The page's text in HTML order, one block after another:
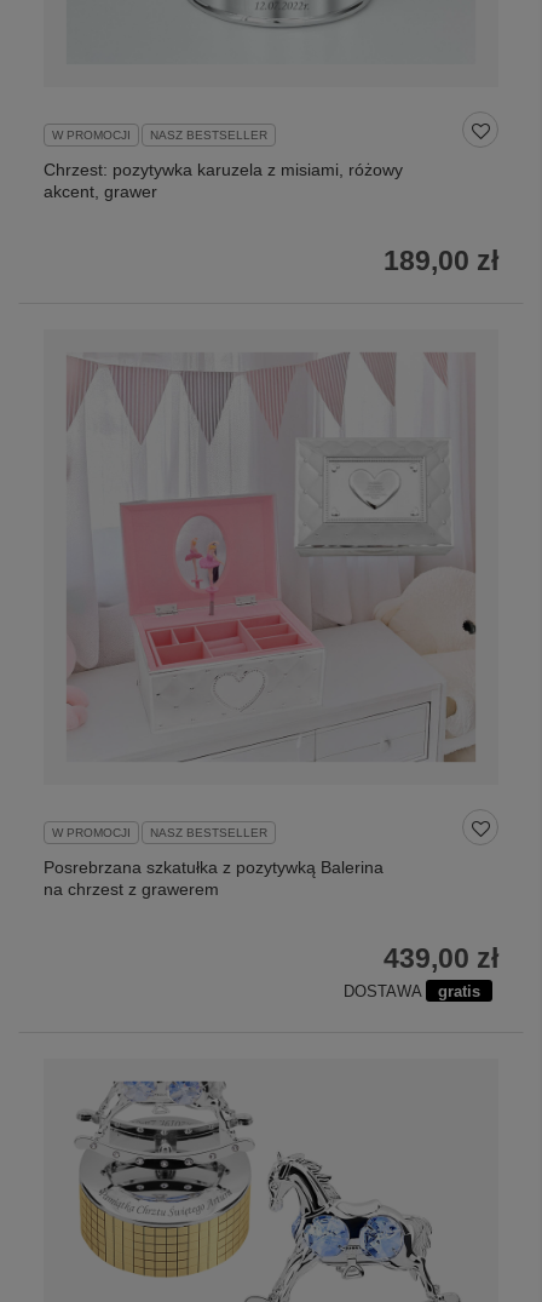
W PROMOCJI NASZ BESTSELLER
Chrzest: pozytywka karuzela z misiami, różowy
akcent, grawer
189,00 zł
W PROMOCJI NASZ BESTSELLER
Posrebrzana szkatułka z pozytywką Balerina
na chrzest z grawerem
439,00 zł
DOSTAWA gratis